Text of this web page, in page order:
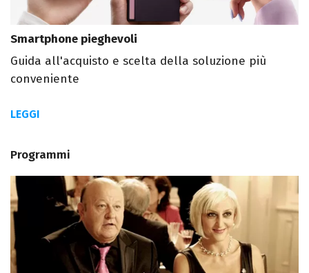
Smartphone pieghevoli
Guida all'acquisto e scelta della soluzione più
conveniente
LEGGI
Programmi